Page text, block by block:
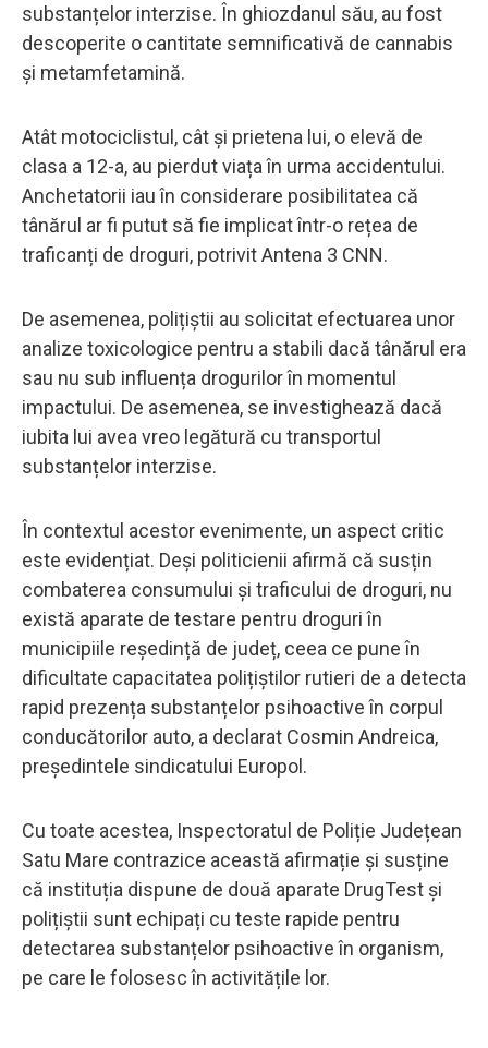
substanțelor interzise. În ghiozdanul său, au fost
descoperite o cantitate semnificativă de cannabis
și metamfetamină.
Atât motociclistul, cât și prietena lui, o elevă de
clasa a 12-a, au pierdut viața în urma accidentului.
Anchetatorii iau în considerare posibilitatea că
tânărul ar fi putut să fie implicat într-o rețea de
traficanți de droguri, potrivit Antena 3 CNN.
De asemenea, polițiștii au solicitat efectuarea unor
analize toxicologice pentru a stabili dacă tânărul era
sau nu sub influența drogurilor în momentul
impactului. De asemenea, se investighează dacă
iubita lui avea vreo legătură cu transportul
substanțelor interzise.
În contextul acestor evenimente, un aspect critic
este evidențiat. Deși politicienii afirmă că susțin
combaterea consumului și traficului de droguri, nu
există aparate de testare pentru droguri în
municipiile reședință de județ, ceea ce pune în
dificultate capacitatea polițiștilor rutieri de a detecta
rapid prezența substanțelor psihoactive în corpul
conducătorilor auto, a declarat Cosmin Andreica,
președintele sindicatului Europol.
Cu toate acestea, Inspectoratul de Poliție Județean
Satu Mare contrazice această afirmație și susține
că instituția dispune de două aparate DrugTest și
polițiștii sunt echipați cu teste rapide pentru
detectarea substanțelor psihoactive în organism,
pe care le folosesc în activitățile lor.